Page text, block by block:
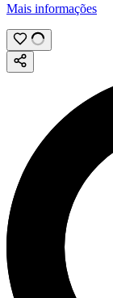
Mais informações